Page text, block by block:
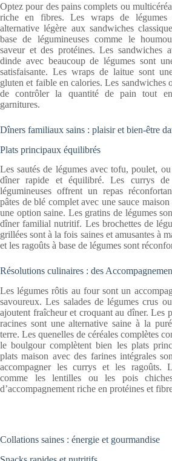
Optez pour des pains complets ou
riche en fibres. Les wraps de légumes
alternative légère aux sandwiches
base de légumineuses comme le
saveur et des protéines. Les sandwiches
dinde avec beaucoup de légumes sont
satisfaisante. Les wraps de laitue sont
gluten et faible en calories. Les sandwiches
de contrôler la quantité de pain tout
garnitures.
Dîners familiaux sains : plaisir et bien-être
Plats principaux équilibrés
Les sautés de légumes avec tofu, poulet,
dîner rapide et équilibré. Les currys
légumineuses offrent un repas
pâtes de blé complet avec une sauce
une option saine. Les gratins de légumes
dîner familial nutritif. Les brochettes de
grillées sont à la fois saines et amusantes à
et les ragoûts à base de légumes sont
Résolutions culinaires : des
Les légumes rôtis au four sont un
savoureux. Les salades de légumes crus
ajoutent fraîcheur et croquant au dîner. Les
racines sont une alternative saine à la
terre. Les quenelles de céréales complètes
le boulgour complètent bien les plats
plats maison avec des farines intégrales
accompagner les currys et les ragoûts.
comme les lentilles ou les pois
d’accompagnement riche en protéines et
Collations saines : énergie et gourmandise